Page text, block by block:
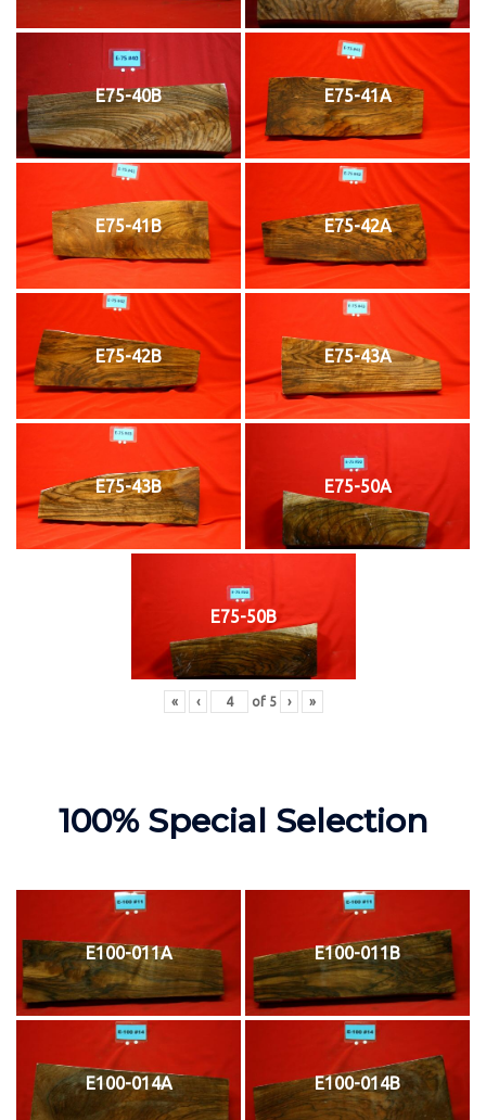
E75-40B E75-41A
E75-41B E75-42A
E75-42B E75-43A
E75-43B E75-50A
E75-50B
« ‹ of 5 › »
100% Special Selection
E100-011A E100-011B
E100-014A E100-014B